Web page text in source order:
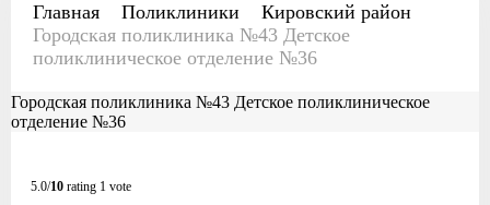
Главная Поликлиники
Кировский район
Городская поликлиника №43 Детское
поликлиническое отделение №36
Городская поликлиника №43 Детское поликлиническое
отделение №36
5.0/10 rating 1 vote